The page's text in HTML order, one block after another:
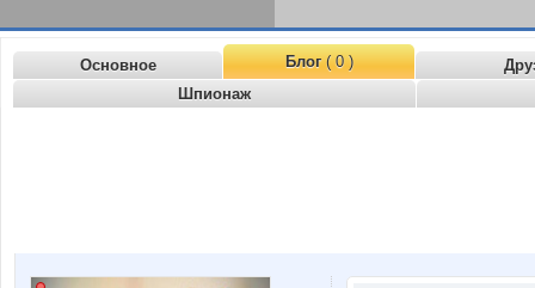
Основное Блог( 0 )
Шпионаж